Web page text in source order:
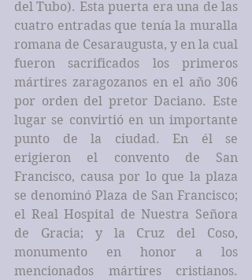
del Tubo). Esta puerta era una de las
cuatro entradas que tenía la muralla
romana de Cesaraugusta, y en la cual
fueron sacrificados los primeros
mártires zaragozanos en el año 306
por orden del pretor Daciano. Este
lugar se convirtió en un importante
punto de la ciudad. En él se
erigieron el convento de San
Francisco, causa por lo que la plaza
se denominó Plaza de San Francisco;
el Real Hospital de Nuestra Señora
de Gracia; y la Cruz del Coso,
monumento en honor a los
mencionados mártires cristianos.